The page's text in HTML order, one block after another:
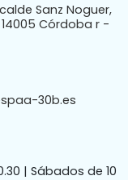
Sanz Noguer,
14005 Córdoba r -
30b.es
| Sábados de 10